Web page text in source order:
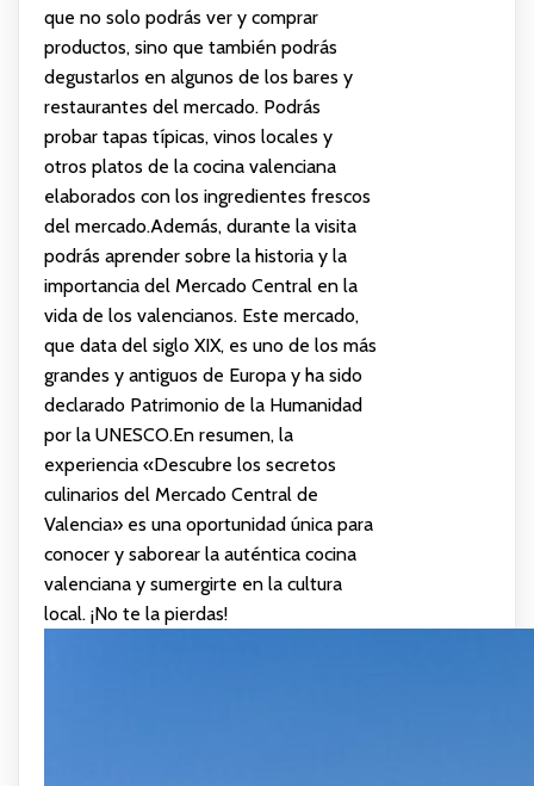
que no solo podrás ver y comprar
productos, sino que también podrás
degustarlos en algunos de los bares y
restaurantes del mercado. Podrás
probar tapas típicas, vinos locales y
otros platos de la cocina valenciana
elaborados con los ingredientes frescos
del mercado.Además, durante la visita
podrás aprender sobre la historia y la
importancia del Mercado Central en la
vida de los valencianos. Este mercado,
que data del siglo XIX, es uno de los más
grandes y antiguos de Europa y ha sido
declarado Patrimonio de la Humanidad
por la UNESCO.En resumen, la
experiencia «Descubre los secretos
culinarios del Mercado Central de
Valencia» es una oportunidad única para
conocer y saborear la auténtica cocina
valenciana y sumergirte en la cultura
local. ¡No te la pierdas!